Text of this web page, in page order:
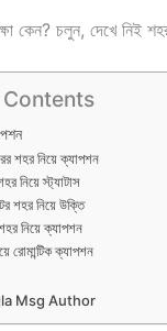
কেন? চলুন, দেখে নিই
শহর নিয়ে ক্যাপশন
নিয়ে স্ট্যাটাস
শহর নিয়ে উক্তি
নিয়ে ক্যাপশন
রোমান্টিক ক্যাপশন
Msg Author